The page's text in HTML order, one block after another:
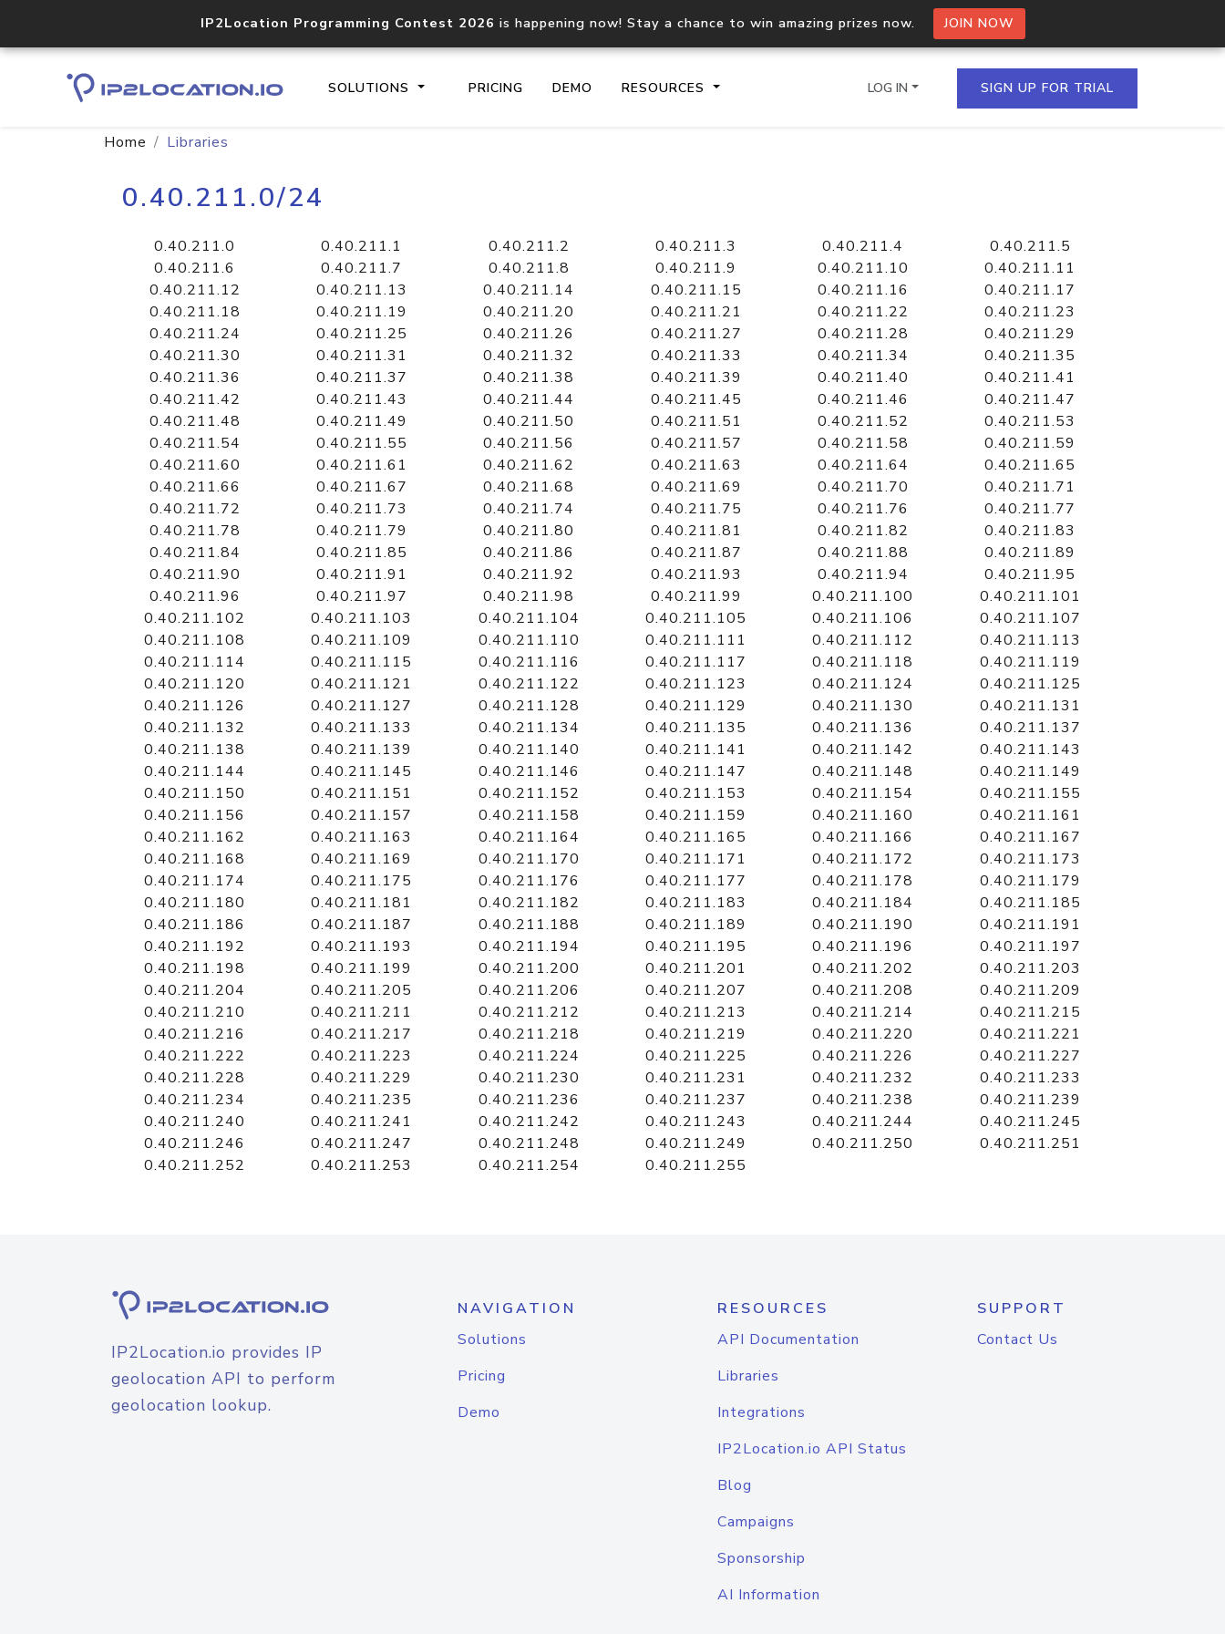
IP2Location Programming Contest 2026 is happening now! Stay a chance to win amazing prizes now. JOIN NOW
SOLUTIONS PRICING DEMO RESOURCES
documentation
Domain WHOIS API
Comprehensive WHOIS data
lookup
Hosted Domain API
Retrieve domains hosted on an IP
LOG IN SIGN UP FOR TRIAL
Home Libraries
0.40.211.0/24
0.40.211.0 0.40.211.1 0.40.211.2 0.40.211.3 0.40.211.4
0.40.211.5
0.40.211.6
0.40.211.7 0.40.211.8 0.40.211.9 0.40.211.10
0.40.211.11
0.40.211.12
0.40.211.13 0.40.211.14 0.40.211.15 0.40.211.16
0.40.211.17
0.40.211.18
0.40.211.19 0.40.211.20 0.40.211.21 0.40.211.22
0.40.211.23
0.40.211.24
0.40.211.25 0.40.211.26 0.40.211.27 0.40.211.28
0.40.211.29
0.40.211.30
0.40.211.31 0.40.211.32 0.40.211.33 0.40.211.34
0.40.211.35
0.40.211.36
0.40.211.37 0.40.211.38 0.40.211.39 0.40.211.40
0.40.211.41
0.40.211.42
0.40.211.43 0.40.211.44 0.40.211.45 0.40.211.46
0.40.211.47
0.40.211.48
0.40.211.49 0.40.211.50 0.40.211.51 0.40.211.52
0.40.211.53
0.40.211.54
0.40.211.55 0.40.211.56 0.40.211.57 0.40.211.58
0.40.211.59
0.40.211.60
0.40.211.61 0.40.211.62 0.40.211.63 0.40.211.64
0.40.211.65
0.40.211.66
0.40.211.67 0.40.211.68 0.40.211.69 0.40.211.70
0.40.211.71
0.40.211.72
0.40.211.73 0.40.211.74 0.40.211.75 0.40.211.76
0.40.211.77
0.40.211.78
0.40.211.79 0.40.211.80 0.40.211.81 0.40.211.82
0.40.211.83
0.40.211.84
0.40.211.85 0.40.211.86 0.40.211.87 0.40.211.88
0.40.211.89
0.40.211.90
0.40.211.91 0.40.211.92 0.40.211.93 0.40.211.94
0.40.211.95
0.40.211.96
0.40.211.97 0.40.211.98 0.40.211.99 0.40.211.100
0.40.211.101
0.40.211.102
0.40.211.103 0.40.211.104 0.40.211.105 0.40.211.106
0.40.211.107
0.40.211.108
0.40.211.109 0.40.211.110 0.40.211.111 0.40.211.112
0.40.211.113
0.40.211.114
0.40.211.115 0.40.211.116 0.40.211.117 0.40.211.118
0.40.211.119
0.40.211.120
0.40.211.121 0.40.211.122 0.40.211.123 0.40.211.124
0.40.211.125
0.40.211.126
0.40.211.127 0.40.211.128 0.40.211.129 0.40.211.130
0.40.211.131
0.40.211.132
0.40.211.133 0.40.211.134 0.40.211.135 0.40.211.136
0.40.211.137
0.40.211.138
0.40.211.139 0.40.211.140 0.40.211.141 0.40.211.142
0.40.211.143
0.40.211.144
0.40.211.145 0.40.211.146 0.40.211.147 0.40.211.148
0.40.211.149
0.40.211.150
0.40.211.151 0.40.211.152 0.40.211.153 0.40.211.154
0.40.211.155
0.40.211.156
0.40.211.157 0.40.211.158 0.40.211.159 0.40.211.160
0.40.211.161
0.40.211.162
0.40.211.163 0.40.211.164 0.40.211.165 0.40.211.166
0.40.211.167
0.40.211.168
0.40.211.169 0.40.211.170 0.40.211.171 0.40.211.172
0.40.211.173
0.40.211.174
0.40.211.175 0.40.211.176 0.40.211.177 0.40.211.178
0.40.211.179
0.40.211.180
0.40.211.181 0.40.211.182 0.40.211.183 0.40.211.184
0.40.211.185
0.40.211.186
0.40.211.187 0.40.211.188 0.40.211.189 0.40.211.190
0.40.211.191
0.40.211.192
0.40.211.193 0.40.211.194 0.40.211.195 0.40.211.196
0.40.211.197
0.40.211.198
0.40.211.199 0.40.211.200 0.40.211.201 0.40.211.202
0.40.211.203
0.40.211.204
0.40.211.205 0.40.211.206 0.40.211.207 0.40.211.208
0.40.211.209
0.40.211.210
0.40.211.211 0.40.211.212 0.40.211.213 0.40.211.214
0.40.211.215
0.40.211.216
0.40.211.217 0.40.211.218 0.40.211.219 0.40.211.220
0.40.211.221
0.40.211.222
0.40.211.223 0.40.211.224 0.40.211.225 0.40.211.226
0.40.211.227
0.40.211.228
0.40.211.229 0.40.211.230 0.40.211.231 0.40.211.232
0.40.211.233
0.40.211.234
0.40.211.235 0.40.211.236 0.40.211.237 0.40.211.238
0.40.211.239
0.40.211.240
0.40.211.241 0.40.211.242 0.40.211.243 0.40.211.244
0.40.211.245
0.40.211.246
0.40.211.247 0.40.211.248 0.40.211.249 0.40.211.250
0.40.211.251
0.40.211.252
0.40.211.253 0.40.211.254 0.40.211.255
IP2Location.io provides IP
geolocation API to perform
geolocation lookup.
NAVIGATION
Solutions
Pricing
Demo
RESOURCES
API Documentation
Libraries
Integrations
IP2Location.io API Status
Blog
Campaigns
Sponsorship
AI Information
SUPPORT
Contact Us